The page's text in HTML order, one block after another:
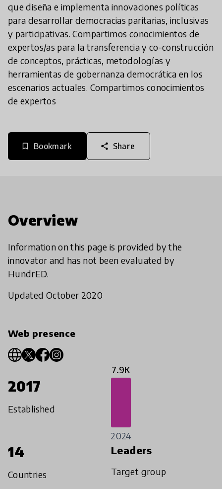
que diseña e implementa innovaciones políticas
para desarrollar democracias paritarias, inclusivas
y participativas. Compartimos conocimientos de
expertos/as para la transferencia y co-construcción
de conceptos, prácticas, metodologías y
herramientas de gobernanza democrática en los
escenarios actuales. Compartimos conocimientos
de expertos
bookmark_border Bookmark share Share
Overview
Information on this page is provided by the
innovator and has not been evaluated by
HundrED.
Updated October 2020
Web presence
2017
Established
7.9K
2024
14
Countries
Leaders
Target group